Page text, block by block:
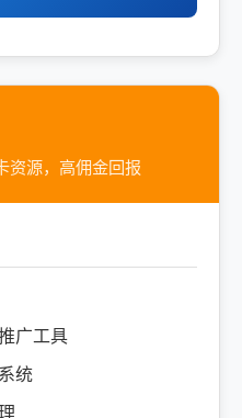
资源，高佣金回报
广工具
统